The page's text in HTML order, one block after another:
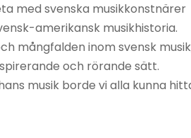
med svenska musikkonstnärer
amerikansk musikhistoria.
mångfalden inom svensk
och rörande sätt.
musik borde vi alla kunna